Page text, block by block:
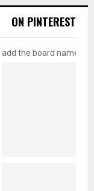
ON PINTEREST
the board name